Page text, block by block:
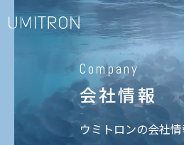
Company
会社情報
ウミトロンの会社